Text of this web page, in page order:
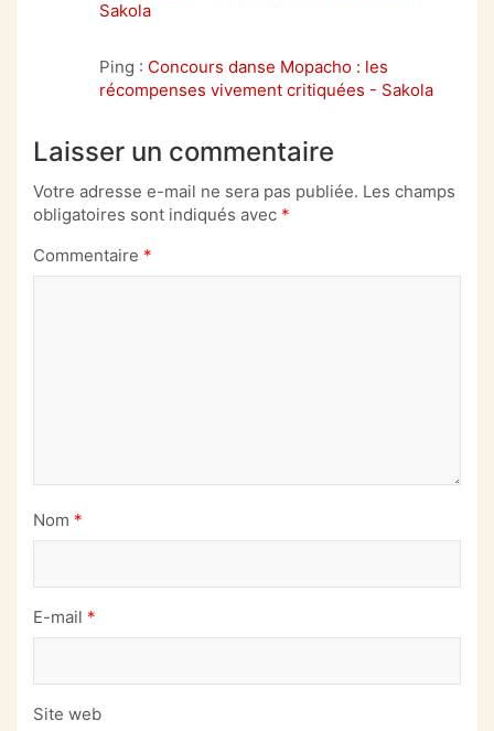
Sakola
Ping : Concours danse Mopacho : les
récompenses vivement critiquées - Sakola
Laisser un commentaire
Votre adresse e-mail ne sera pas publiée. Les champs
obligatoires sont indiqués avec *
Commentaire *
Nom *
E-mail *
Site web